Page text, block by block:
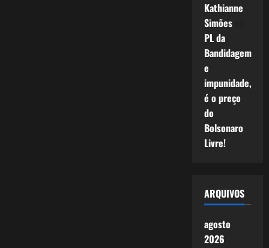
Kathianne
Simõesem
PL da
Bandidagem
e
impunidade,
é o preço
do
Bolsonaro
Livre!
ARQUIVOS
agosto
2026